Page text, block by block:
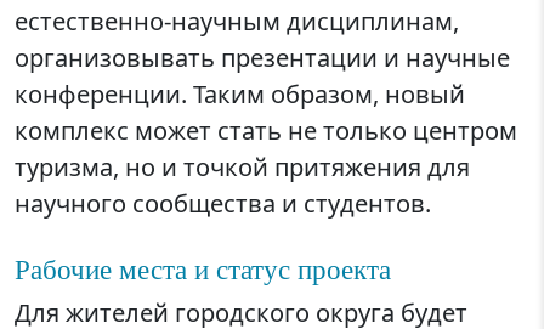
естественно-научным дисциплинам,
организовывать презентации и научные
конференции. Таким образом, новый
комплекс может стать не только центром
туризма, но и точкой притяжения для
научного сообщества и студентов.
Рабочие места и статус проекта
Для жителей городского округа будет